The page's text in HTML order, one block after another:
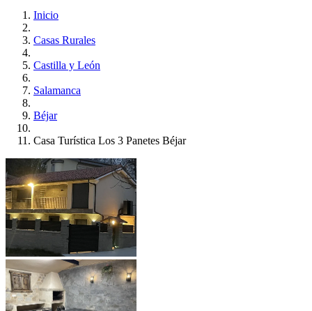
Inicio
Casas Rurales
Castilla y León
Salamanca
Béjar
Casa Turística Los 3 Panetes Béjar